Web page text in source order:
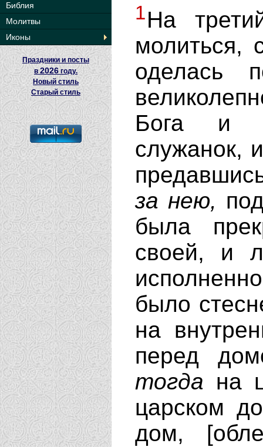
Библия
Молитвы
Иконы
Праздники и посты
в2026 году.
Новый стиль
Старый стиль
1На
молиться,
оделась
Бога и
служанок,
за нею,
была
своей, и
было
на
перед
тогда на
царском
дом,